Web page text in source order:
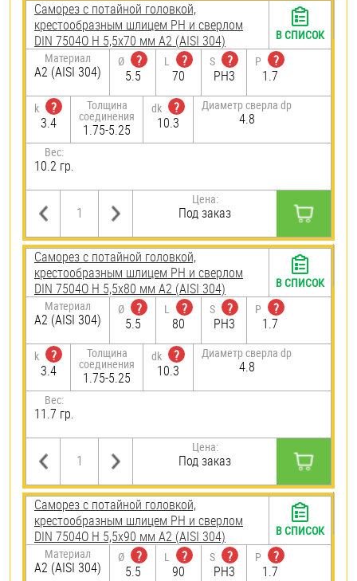
Саморез с потайной головкой,
крестообразным шлицем PH и сверлом
DIN 7504O H 5,5х70 мм А2 (AISI 304)
Материал
А2 (AISI 304)
Ø
?
5.5
L
?
70
S
?
PH3
P
?
1.7
k
?
3.4
Толщина
соединения
1.75-5.25
dk
?
10.3
Диаметр сверла dp
4.8
Вес:
10.2 гр.
Цена:
Под заказ
В СПИСОК
Саморез с потайной головкой,
крестообразным шлицем PH и сверлом
DIN 7504O H 5,5х80 мм А2 (AISI 304)
Материал
А2 (AISI 304)
Ø
?
5.5
L
?
80
S
?
PH3
P
?
1.7
k
?
3.4
Толщина
соединения
1.75-5.25
dk
?
10.3
Диаметр сверла dp
4.8
Вес:
11.7 гр.
Цена:
Под заказ
В СПИСОК
Саморез с потайной головкой,
крестообразным шлицем PH и сверлом
DIN 7504O H 5,5х90 мм А2 (AISI 304)
Материал
А2 (AISI 304)
Ø
?
5.5
L
?
90
S
?
PH3
P
?
1.7
В СПИСОК